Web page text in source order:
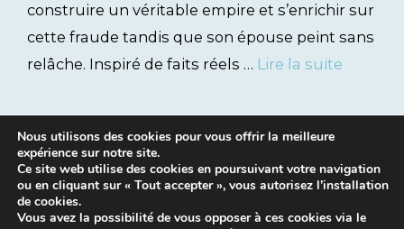
construire un véritable empire et s’enrichir sur
cette fraude tandis que son épouse peint sans
relâche. Inspiré de faits réels … Lire la suite
Nous utilisons des cookies pour vous offrir la meilleure
expérience sur notre site.
Ce site web utilise des cookies en poursuivant votre navigation
ou en cliquant sur « Tout accepter », vous autorisez l’installation
de cookies.
Vous avez la possibilité de vous opposer à ces cookies via le